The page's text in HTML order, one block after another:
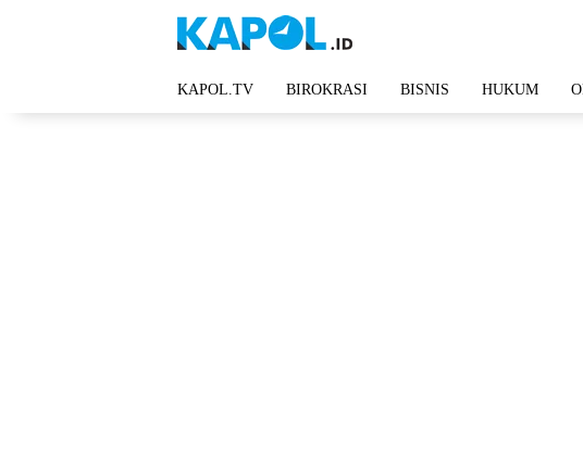
KAPOL.TV BIROKRASI BISNIS HUKUM